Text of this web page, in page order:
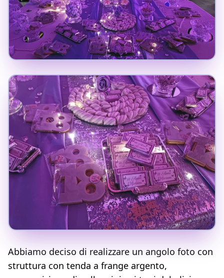
Abbiamo deciso di realizzare un angolo foto con
struttura con tenda a frange argento,